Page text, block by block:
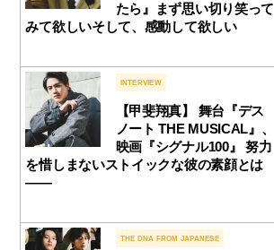
たら』まず思い切り笑って
みて欲しいそして、感動して欲しい
INTERVIEW
【甲斐翔真】 舞台『デス
ノート THE MUSICAL』、
映画『シグナル100』 努力
を惜しまないストイックな彼の素顔とは
――
THE DNA FROM JAPANESE